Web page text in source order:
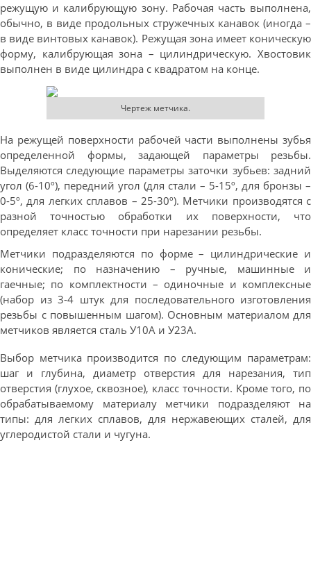
режущую и калибрующую зону. Рабочая часть выполнена,
обычно, в виде продольных стружечных канавок (иногда –
в виде винтовых канавок). Режущая зона имеет коническую
форму, калибрующая зона – цилиндрическую. Хвостовик
выполнен в виде цилиндра с квадратом на конце.
Чертеж метчика.
На режущей поверхности рабочей части выполнены зубья
определенной формы, задающей параметры резьбы.
Выделяются следующие параметры заточки зубьев: задний
угол (6-10º), передний угол (для стали – 5-15º, для бронзы –
0-5º, для легких сплавов – 25-30º). Метчики производятся с
разной точностью обработки их поверхности, что
определяет класс точности при нарезании резьбы.
Метчики подразделяются по форме – цилиндрические и
конические; по назначению – ручные, машинные и
гаечные; по комплектности – одиночные и комплексные
(набор из 3-4 штук для последовательного изготовления
резьбы с повышенным шагом). Основным материалом для
метчиков является сталь У10А и У23А.
Выбор метчика производится по следующим параметрам:
шаг и глубина, диаметр отверстия для нарезания, тип
отверстия (глухое, сквозное), класс точности. Кроме того, по
обрабатываемому материалу метчики подразделяют на
типы: для легких сплавов, для нержавеющих сталей, для
углеродистой стали и чугуна.